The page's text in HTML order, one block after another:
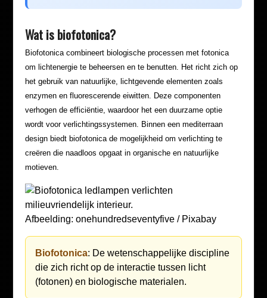
Wat is biofotonica?
Biofotonica combineert biologische processen met fotonica
om lichtenergie te beheersen en te benutten. Het richt zich op
het gebruik van natuurlijke, lichtgevende elementen zoals
enzymen en fluorescerende eiwitten. Deze componenten
verhogen de efficiëntie, waardoor het een duurzame optie
wordt voor verlichtingssystemen. Binnen een mediterraan
design biedt biofotonica de mogelijkheid om verlichting te
creëren die naadloos opgaat in organische en natuurlijke
motieven.
Afbeelding: onehundredseventyfive / Pixabay
Biofotonica: De wetenschappelijke discipline
die zich richt op de interactie tussen licht
(fotonen) en biologische materialen.